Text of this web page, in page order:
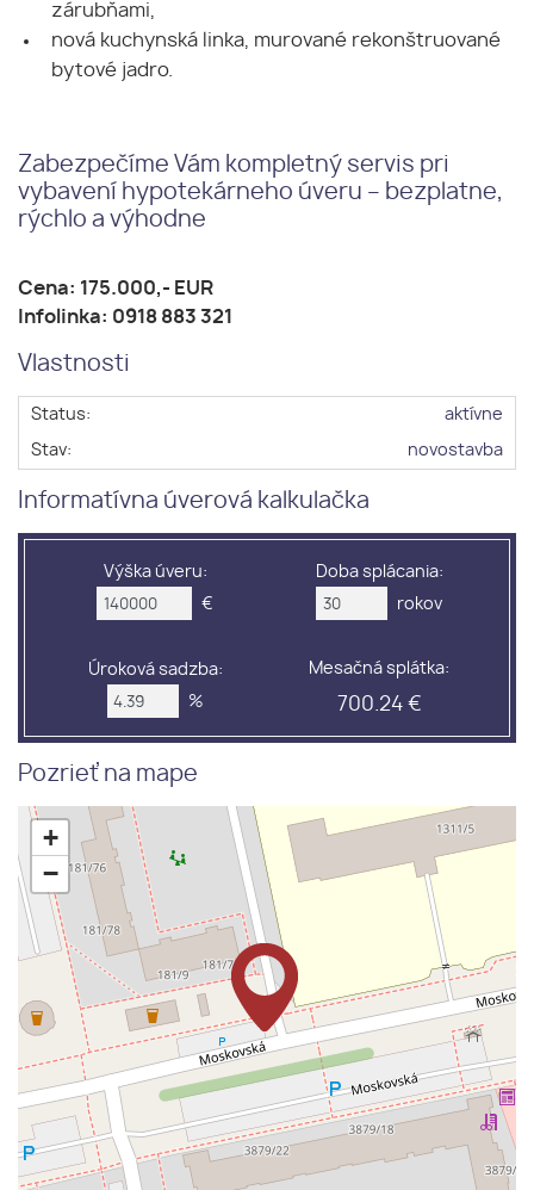
zárubňami,
nová kuchynská linka, murované rekonštruované
bytové jadro.
Zabezpečíme Vám kompletný servis pri
vybavení hypotekárneho úveru – bezplatne,
rýchlo a výhodne
Cena: 175.000,- EUR
Infolinka: 0918 883 321
Vlastnosti
Status:
aktívne
Stav:
novostavba
Informatívna úverová kalkulačka
Výška úveru:
€
Doba splácania:
rokov
Úroková sadzba:
%
Mesačná splátka:
700.24 €
Pozrieť na mape
+
−